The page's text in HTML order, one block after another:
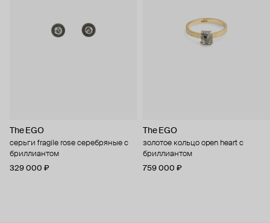
The EGO
серьги fragile rose серебряные с
бриллиантом
329 000 ₽
The EGO
золотое кольцо open heart с
бриллиантом
759 000 ₽